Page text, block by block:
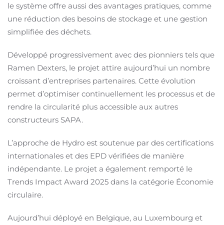
le système offre aussi des avantages pratiques, comme
une réduction des besoins de stockage et une gestion
simplifiée des déchets.
Développé progressivement avec des pionniers tels que
Ramen Dexters, le projet attire aujourd’hui un nombre
croissant d’entreprises partenaires. Cette évolution
permet d’optimiser continuellement les processus et de
rendre la circularité plus accessible aux autres
constructeurs SAPA.
L’approche de Hydro est soutenue par des certifications
internationales et des EPD vérifiées de manière
indépendante. Le projet a également remporté le
Trends Impact Award 2025 dans la catégorie Économie
circulaire.
Aujourd’hui déployé en Belgique, au Luxembourg et